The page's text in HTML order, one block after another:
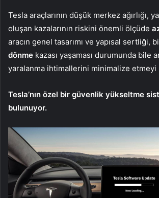
Tesla araçlarının düşük merkez ağırlığı,
oluşan kazalarının riskini önemli ölçüde
aracın genel tasarımı ve yapısal sertliği,
dönme kazası yaşaması durumunda bile
yaralanma ihtimallerini minimalize etmeyi
Tesla’nın özel bir güvenlik yükseltme
bulunuyor.